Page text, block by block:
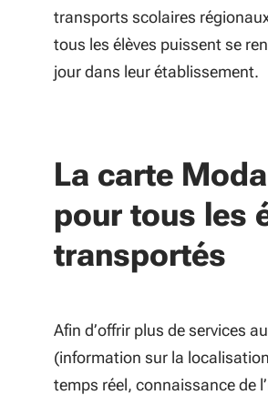
transports scolaires
tous les élèves puissent se
jour dans leur établissement.
La carte
pour tous les
transportés
Afin d’offrir plus de services
(information sur la
temps réel, connaissance de